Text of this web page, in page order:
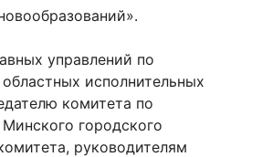
управлений по
исполнительных
комитета по
городского
руководителям